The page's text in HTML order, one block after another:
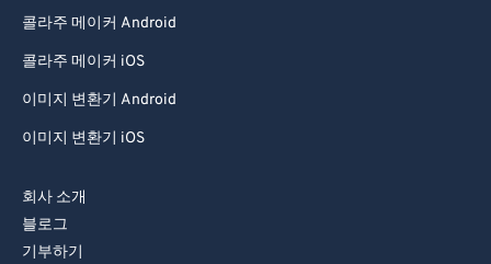
콜라주 메이커 Android
콜라주 메이커 iOS
이미지 변환기 Android
이미지 변환기 iOS
회사 소개
블로그
기부하기